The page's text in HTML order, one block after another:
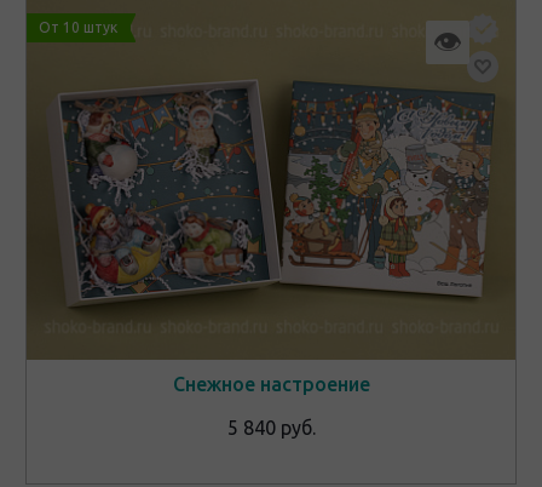
От 10 штук 👁
Снежное настроение
5 840 руб.